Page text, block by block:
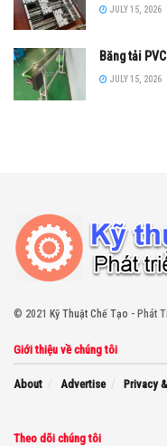
JULY 15, 2026
Băng tải
JULY 15, 2026
© 2021 Kỹ Thuật Chế Tạo - Phát
Giới thiệu về chúng tôi
About Advertise Privacy
Theo dõi chúng tôi